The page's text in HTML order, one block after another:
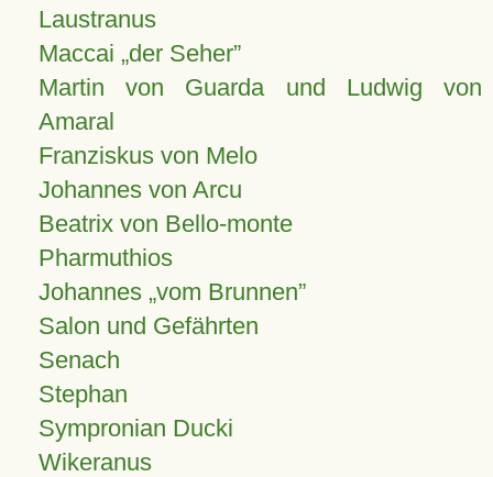
Laustranus
Maccai „der Seher”
Martin von Guarda und Ludwig von
Amaral
Franziskus von Melo
Johannes von Arcu
Beatrix von Bello-monte
Pharmuthios
Johannes vom Brunnen
Salon und Gefährten
Senach
Stephan
Sympronian Ducki
Wikeranus